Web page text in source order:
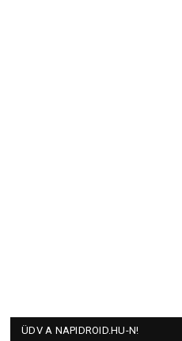
ÜDV A NAPIDROID.HU-N!